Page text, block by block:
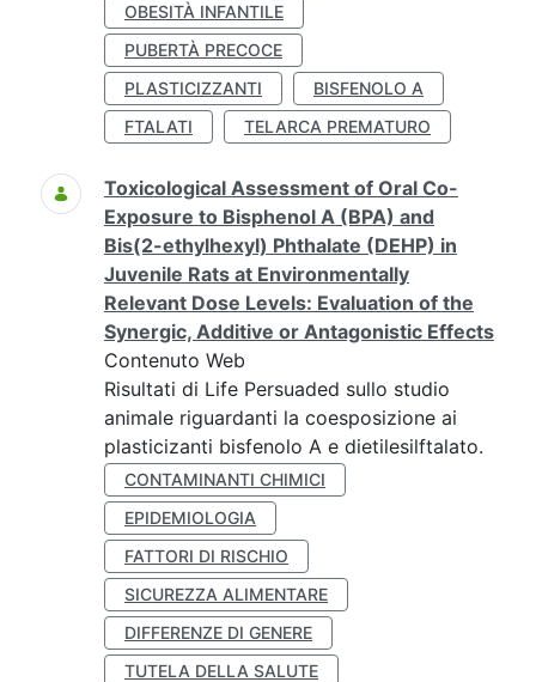
OBESITÀ INFANTILE
PUBERTÀ PRECOCE
PLASTICIZZANTI
BISFENOLO A
FTALATI
TELARCA PREMATURO
Toxicological Assessment of Oral Co-
Exposure to Bisphenol A (BPA) and
Bis(2-ethylhexyl) Phthalate (DEHP) in
Juvenile Rats at Environmentally
Relevant Dose Levels: Evaluation of the
Synergic, Additive or Antagonistic Effects
Contenuto Web
Risultati di Life Persuaded sullo studio
animale riguardanti la coesposizione ai
plasticizanti bisfenolo A e dietilesilftalato.
CONTAMINANTI CHIMICI
EPIDEMIOLOGIA
FATTORI DI RISCHIO
SICUREZZA ALIMENTARE
DIFFERENZE DI GENERE
TUTELA DELLA SALUTE